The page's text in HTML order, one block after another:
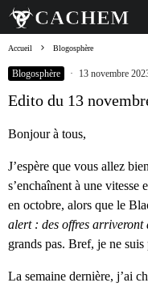
Accueil Blogosphère
Blogosphère · 13 novembre
Edito du 13
Bonjour à tous,
J’espère que vous allez
s’enchaînent à une vitesse
en octobre, alors que le
alert : des offres arriveront
grands pas. Bref, je ne
La semaine dernière, j’ai